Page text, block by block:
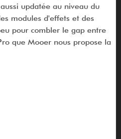
updatée au niveau du
modules d'effets et des
pour combler le gap entre
que Mooer nous propose la